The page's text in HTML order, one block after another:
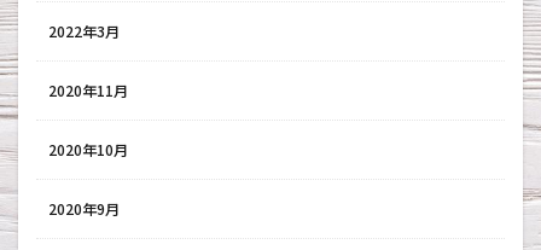
2022年3月
2020年11月
2020年10月
2020年9月